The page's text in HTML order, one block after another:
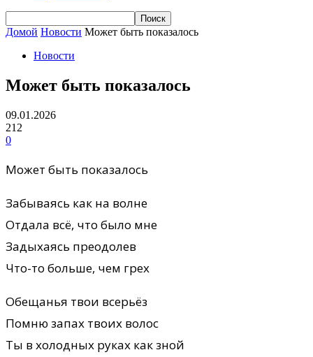
Домой Новости Может быть показалось
Новости
Может быть показалось
09.01.2026
212
0
Может быть показалось
Забываясь как на волне
Отдала всё, что было мне
Задыхаясь преодолев
Что-то больше, чем грех
Обещанья твои всерьёз
Помню запах твоих волос
Ты в холодных руках как зной